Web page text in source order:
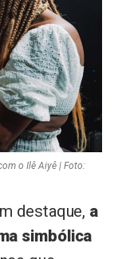
o Ilê Aiyê | Foto:
destaque, a
simbólica